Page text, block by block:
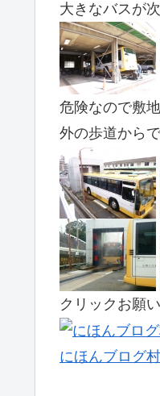
大きなバスが
危険なので敷
外の歩道か
クリックお願
にほんブログ村